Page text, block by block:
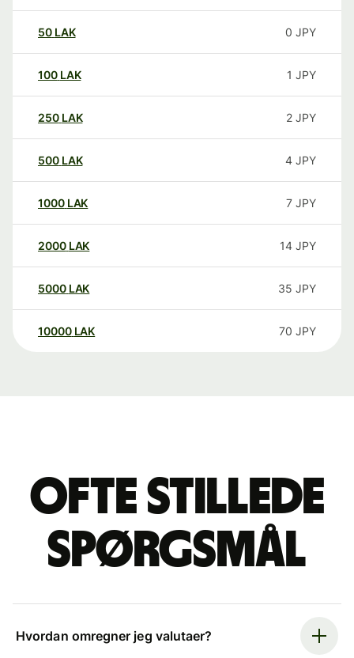
50 LAK 0 JPY
100 LAK 1 JPY
250 LAK 2 JPY
500 LAK 4 JPY
1000 LAK 7 JPY
2000 LAK 14 JPY
5000 LAK 35 JPY
10000 LAK 70 JPY
Ofte stillede
spørgsmål
Hvordan omregner jeg valutaer?